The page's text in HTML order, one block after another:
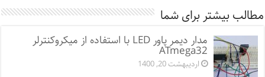
مطالب بیشتر برای شما
مدار دیمر پاور LED با استفاده از میکروکنترلر
ATmega32
اردیبهشت 20, 1400